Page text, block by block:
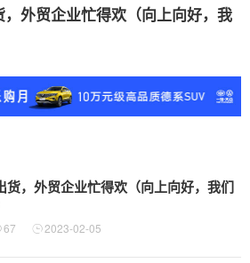
，外贸企业忙得欢（向上向好，我
货，外贸企业忙得欢（向上向好，我们
67 2023-02-05